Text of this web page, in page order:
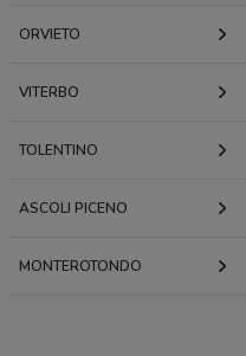
ORVIETO
VITERBO
TOLENTINO
ASCOLI PICENO
MONTEROTONDO